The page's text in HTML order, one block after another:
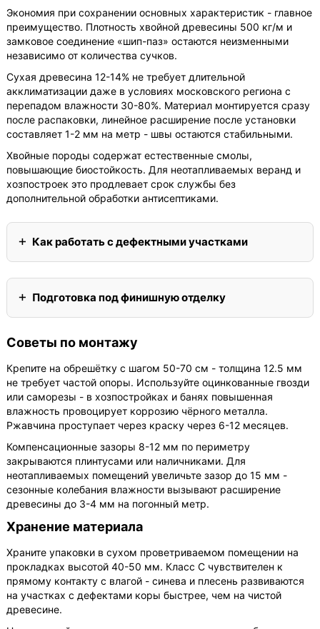
Экономия при сохранении основных характеристик - главное
преимущество. Плотность хвойной древесины 500 кг/м и
замковое соединение «шип-паз» остаются неизменными
независимо от количества сучков.
Сухая древесина 12-14% не требует длительной
акклиматизации даже в условиях московского региона с
перепадом влажности 30-80%. Материал монтируется сразу
после распаковки, линейное расширение после установки
составляет 1-2 мм на метр - швы остаются стабильными.
Хвойные породы содержат естественные смолы,
повышающие биостойкость. Для неотапливаемых веранд и
хозпостроек это продлевает срок службы без
дополнительной обработки антисептиками.
Как работать с дефектными участками
Подготовка под финишную отделку
Советы по монтажу
Крепите на обрешётку с шагом 50-70 см - толщина 12.5 мм
не требует частой опоры. Используйте оцинкованные гвозди
или саморезы - в хозпостройках и банях повышенная
влажность провоцирует коррозию чёрного металла.
Ржавчина проступает через краску через 6-12 месяцев.
Компенсационные зазоры 8-12 мм по периметру
закрываются плинтусами или наличниками. Для
неотапливаемых помещений увеличьте зазор до 15 мм -
сезонные колебания влажности вызывают расширение
древесины до 3-4 мм на погонный метр.
Хранение материала
Храните упаковки в сухом проветриваемом помещении на
прокладках высотой 40-50 мм. Класс С чувствителен к
прямому контакту с влагой - синева и плесень развиваются
на участках с дефектами коры быстрее, чем на чистой
древесине.